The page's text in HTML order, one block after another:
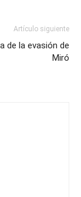
Artículo siguiente
de la evasión de
Miró